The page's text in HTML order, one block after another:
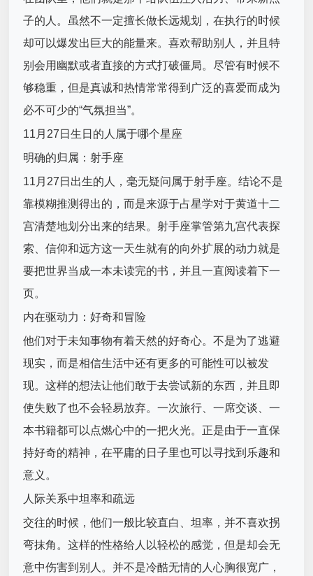
子的人。虽然不一定擅长做长远规划，在执行的时候
却可以爆发出巨大的能量来。喜欢帮助别人，并且特
别会用幽默或者直接的方式打破僵局。尽管有时候不
够稳重，但是真诚和热情常常得到广泛的喜爱而成为
必不可少的“气氛担当”。
11月27日生日的人属于哪个星座
明确的归属：射手座
11月27日出生的人，毫无疑问属于射手座。结论不是
靠模糊推测得出的，而是来源于占星学对于黄道十二
宫清楚地划分出来的结果。射手座掌管第九宫代表探
索、信仰和远方这一天生就有的向外扩展的动力就是
要把世界当成一本未读完的书，并且一直阅读着下一
页。
内在驱动力：好奇和冒险
他们对于未知事物有着天然的好奇心。不是为了逃避
现实，而是相信生活中还有更多的可能性可以被发
现。这样的想法让他们敢于去尝试新的东西，并且即
使失败了也不会轻易放弃。一次旅行、一席交谈、一
本书籍都可以点燃心中的一把火光。正是由于一直保
持好奇的精神，在平庸的日子里也可以寻找到乐趣和
意义。
人际关系中坦率和疏远
交往的时候，他们一般比较直白、坦率，并不喜欢拐
弯抹角。这样的性格给人以轻松的感觉，但是却会无
意中伤害到别人。并不是冷酷无情的人心胸很宽广，